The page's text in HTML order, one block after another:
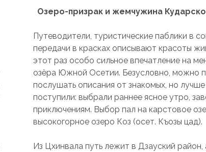
Озеро-призрак и жемчужина
Путеводители, туристические паблики в
передачи в красках описывают красоты
этот раз особо сильное впечатление на
озёра Южной Осетии. Безусловно, можно
послушать описания от знакомых, но
поступили: выбрали раннее ясное утро,
приключениям. Выбор пал на карстовое
высокогорное озеро Коз (осет. Къозы цад).
Из Цхинвала путь лежит в Дзауский